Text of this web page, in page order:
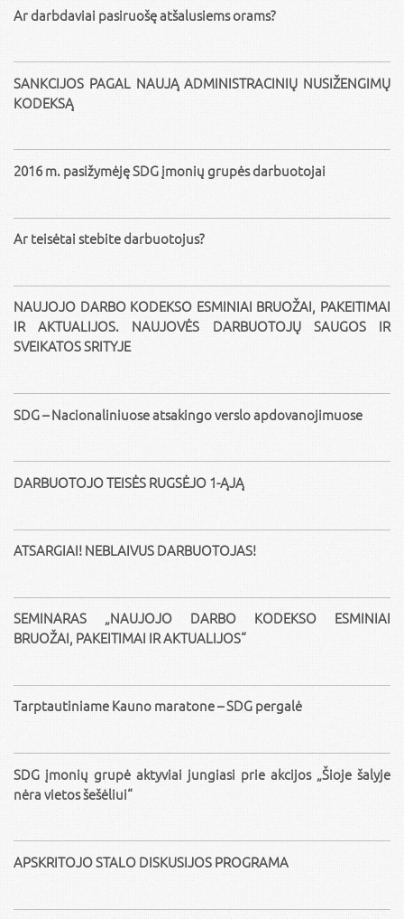
Ar darbdaviai pasiruošę atšalusiems orams?
SANKCIJOS PAGAL NAUJĄ ADMINISTRACINIŲ NUSIŽENGIMŲ
KODEKSĄ
2016 m. pasižymėję SDG įmonių grupės darbuotojai
Ar teisėtai stebite darbuotojus?
NAUJOJO DARBO KODEKSO ESMINIAI BRUOŽAI, PAKEITIMAI
IR AKTUALIJOS. NAUJOVĖS DARBUOTOJŲ SAUGOS IR
SVEIKATOS SRITYJE
SDG – Nacionaliniuose atsakingo verslo apdovanojimuose
DARBUOTOJO TEISĖS RUGSĖJO 1-ĄJĄ
ATSARGIAI! NEBLAIVUS DARBUOTOJAS!
SEMINARAS „NAUJOJO DARBO KODEKSO ESMINIAI
BRUOŽAI, PAKEITIMAI IR AKTUALIJOS“
Tarptautiniame Kauno maratone – SDG pergalė
SDG įmonių grupė aktyviai jungiasi prie akcijos „Šioje šalyje
nėra vietos šešėliui“
APSKRITOJO STALO DISKUSIJOS PROGRAMA